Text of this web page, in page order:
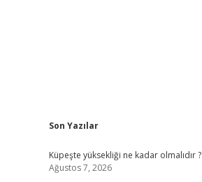
Sidebar
Son Yazılar
Küpeşte yüksekliği ne kadar olmalıdır ?
Ağustos 7, 2026